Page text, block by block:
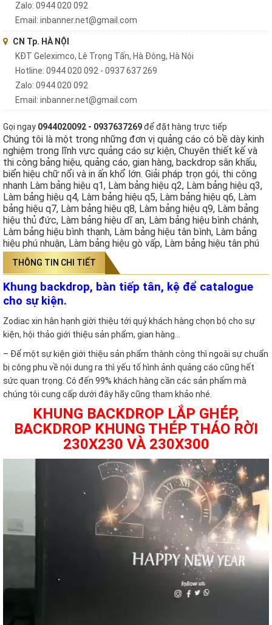
Zalo: 0944 020 092
Email: inbanner.net@gmail.com
CN Tp. HÀ NỘI
KĐT Geleximco, Lê Trọng Tấn, Hà Đông, Hà Nội
Hotline: 0944 020 092 - 0937 637 269
Zalo: 0944 020 092
Email: inbanner.net@gmail.com
Gọi ngay 0944020092 - 0937637269để đặt hàng trực tiếp
Chúng tôi là một trong những đơn vị quảng cáo có bề dày kinh
nghiệm trong lĩnh vực quảng cáo sự kiện, Chuyên thiết kế và
thi công bảng hiệu, quảng cáo, gian hàng, backdrop sân khấu,
biển hiệu chữ nổi và in ấn khổ lớn. Giải pháp trọn gói, thi công
nhanh Làm bảng hiệu q1, Làm bảng hiệu q2, Làm bảng hiệu q3,
Làm bảng hiệu q4, Làm bảng hiệu q5, Làm bảng hiệu q6, Làm
bảng hiệu q7, Làm bảng hiệu q8, Làm bảng hiệu q9, Làm bảng
hiệu thủ đức, Làm bảng hiệu dĩ an, Làm bảng hiệu bình chánh,
Làm bảng hiệu bình thạnh, Làm bảng hiệu tân bình, Làm bảng
hiệu phú nhuận, Làm bảng hiệu gò vấp, Làm bảng hiệu tân phú
THÔNG TIN CHI TIẾT
Khung backdrop, bàn tiếp tân, kệ để catalogue
cho sự kiện.
Zodiac xin hân hạnh giời thiệu tới quý khách hàng chọn bộ cho sự
kiện, hội thảo giới thiệu sản phẩm, gian hàng…
– Để một sự kiện giới thiệu sản phẩm thành công thì ngoài sự chuẩn
bị công phu về nội dung ra thì yếu tố hình ảnh quảng cáo cũng hết
sức quan trọng. Có đến 99% khách hàng cần các sản phẩm mà
chúng tôi cung cấp dưới đây hãy cũng tham khảo nhé.
KHUNG BACKDROP LẮP GHÉP,
BACKDROP KHUNG THÉP THÁO RỜI
230X230 VÀ 230X300